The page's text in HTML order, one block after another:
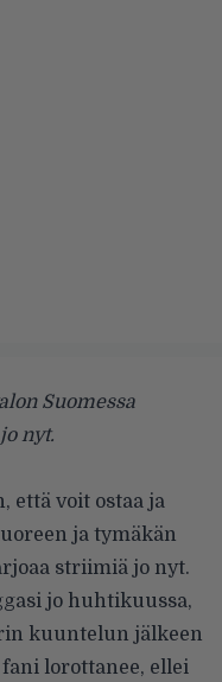
Suomessa
nyt.
että voit ostaa ja
ja tymäkän
striimiä jo nyt.
jo huhtikuussa,
kuuntelun jälkeen
lorottanee, ellei